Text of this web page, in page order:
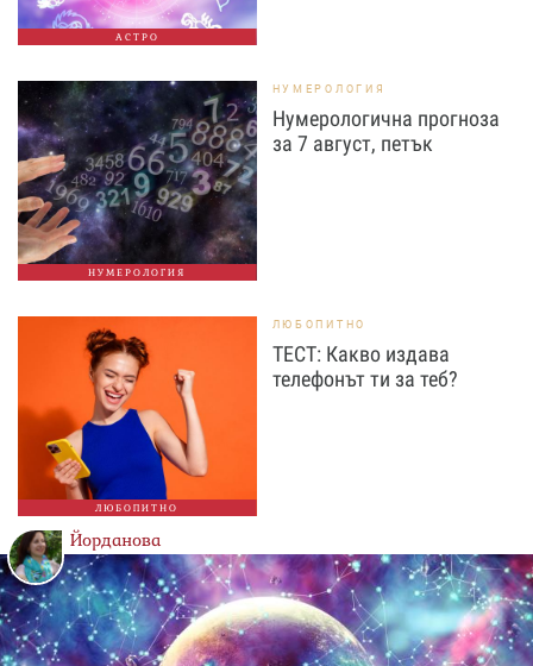
АСТРО
НУМЕРОЛОГИЯ
НУМЕРОЛОГИЯ
Нумерологична прогноза
за 7 август, петък
ЛЮБОПИТНО
ЛЮБОПИТНО
ТЕСТ: Какво издава
телефонът ти за теб?
Йорданова